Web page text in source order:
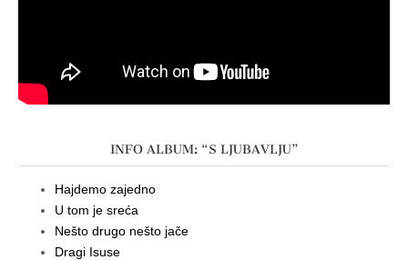
INFO ALBUM: “S LJUBAVLJU”
Hajdemo zajedno
U tom je sreća
Nešto drugo nešto jače
Dragi Isuse